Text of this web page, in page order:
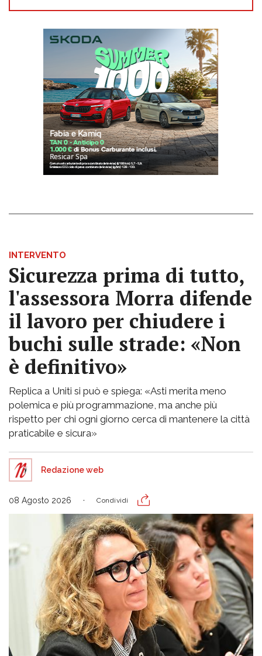
INTERVENTO
Sicurezza prima di tutto,
l'assessora Morra difende
il lavoro per chiudere i
buchi sulle strade: «Non
è definitivo»
Replica a Uniti si può e spiega: «Asti merita meno
polemica e più programmazione, ma anche più
rispetto per chi ogni giorno cerca di mantenere la città
praticabile e sicura»
Redazione web
08 Agosto 2026 Condividi